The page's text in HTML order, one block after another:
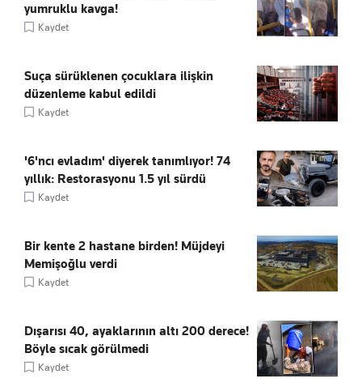
yumruklu kavga!
Kaydet
Suça sürüklenen çocuklara ilişkin
düzenleme kabul edildi
Kaydet
'6'ncı evladım' diyerek tanımlıyor! 74
yıllık: Restorasyonu 1.5 yıl sürdü
Kaydet
Bir kente 2 hastane birden! Müjdeyi
Memişoğlu verdi
Kaydet
Dışarısı 40, ayaklarının altı 200 derece!
Böyle sıcak görülmedi
Kaydet